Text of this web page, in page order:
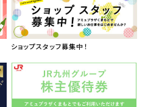
ショップスタッフ募集中！